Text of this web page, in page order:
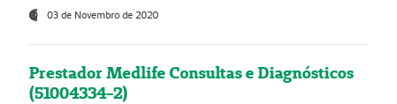
03 de Novembro de 2020
Prestador Medlife Consultas e Diagnósticos
(51004334-2)